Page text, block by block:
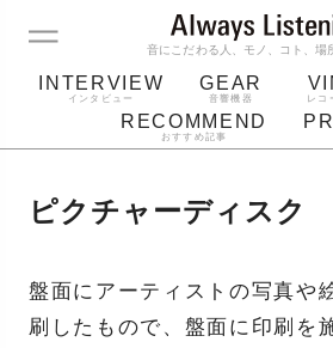
音にこだわる人、モノ、コト、場
INTERVIEW
インタビュー
GEAR
音響機器 レコ
RECOMMEND
おすすめ記事
ジャケット bluetooth
ピクチャーディスク
盤面にアーティストの写真や
刷したもので、盤面に印刷を